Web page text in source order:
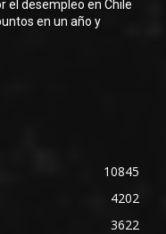
el desempleo en Chile
en un año y
10845
4202
3622